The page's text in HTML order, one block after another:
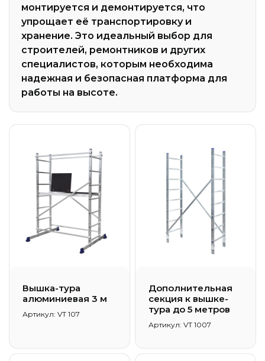
монтируется и демонтируется, что
упрощает её транспортировку и
хранение. Это идеальный выбор для
строителей, ремонтников и других
специалистов, которым необходима
надежная и безопасная платформа для
работы на высоте.
Вышка-тура
алюминиевая 3 м
Артикул: VT 107
Дополнительная
секция к вышке-
тура до 5 метров
Артикул: VT 1007